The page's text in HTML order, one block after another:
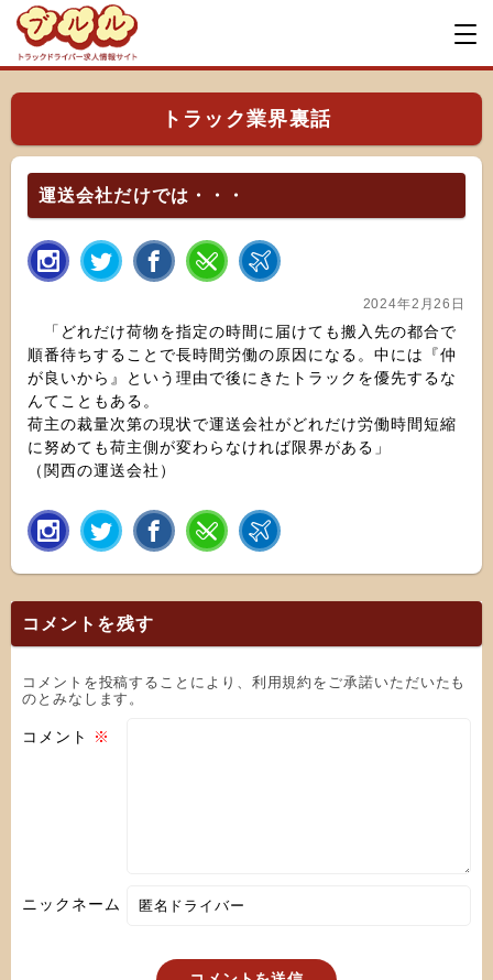
トラック業界裏話
運送会社だけでは・・・
2024年2月26日
「どれだけ荷物を指定の時間に届けても搬入先の都合で
順番待ちすることで長時間労働の原因になる。中には『仲
が良いから』という理由で後にきたトラックを優先するな
んてこともある。
荷主の裁量次第の現状で運送会社がどれだけ労働時間短縮
に努めても荷主側が変わらなければ限界がある」
（関西の運送会社）
コメントを残す
コメントを投稿することにより、利用規約をご承諾いただいたも
のとみなします。
コメント ※
ニックネーム